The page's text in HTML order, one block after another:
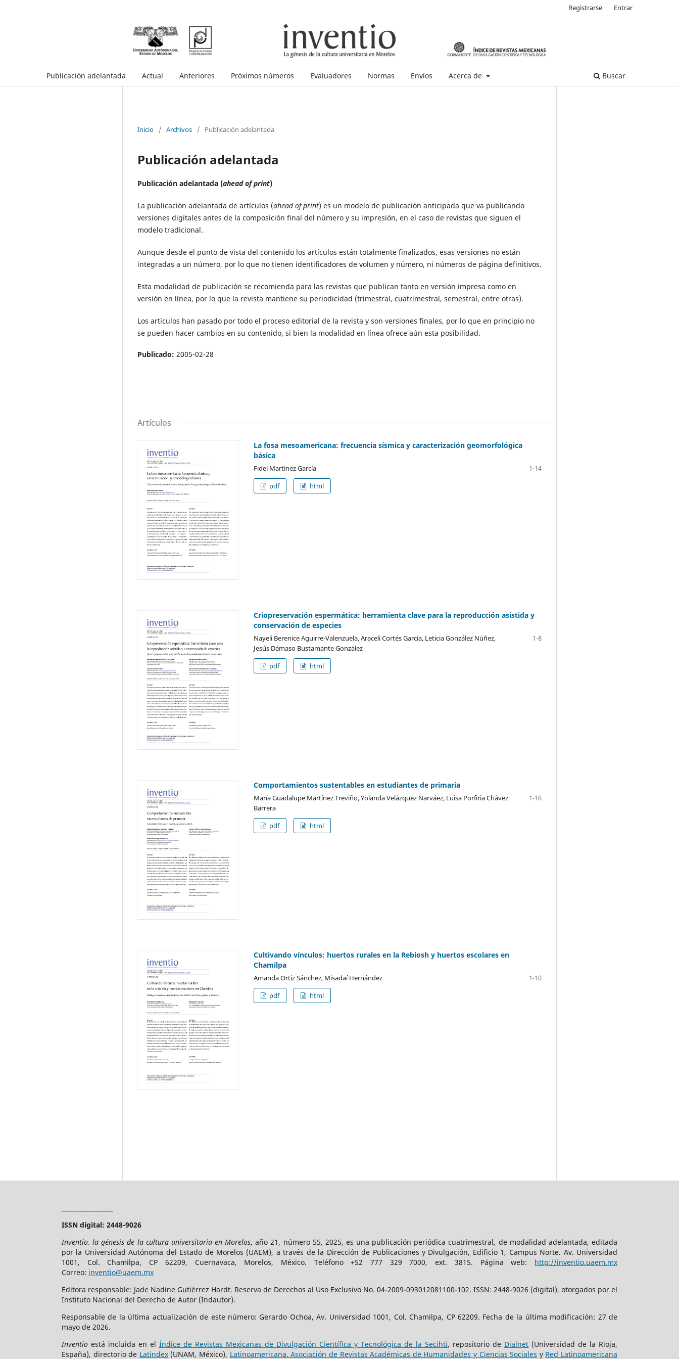
Publicación adelantada Actual Anteriores Próximos números Evaluadores Normas Envíos Acerca de Buscar
Registrarse Entrar
Inicio / Archivos / Publicación adelantada
Publicación adelantada
Publicación adelantada (ahead of print)
La publicación adelantada de artículos (ahead of print) es un modelo de publicación anticipada que va publicando
versiones digitales antes de la composición final del número y su impresión, en el caso de revistas que siguen el
modelo tradicional.
Aunque desde el punto de vista del contenido los artículos están totalmente finalizados, esas versiones no están
integradas a un número, por lo que no tienen identificadores de volumen y número, ni números de página definitivos.
Esta modalidad de publicación se recomienda para las revistas que publican tanto en versión impresa como en
versión en línea, por lo que la revista mantiene su periodicidad (trimestral, cuatrimestral, semestral, entre otras).
Los artículos han pasado por todo el proceso editorial de la revista y son versiones finales, por lo que en principio no
se pueden hacer cambios en su contenido, si bien la modalidad en línea ofrece aún esta posibilidad.
Publicado: 2005-02-28
Artículos
La fosa mesoamericana: frecuencia sísmica y caracterización geomorfológica
básica
Fidel Martínez García
1-14
pdf
html
Criopreservación espermática: herramienta clave para la reproducción asistida y
conservación de especies
Nayeli Berenice Aguirre-Valenzuela, Araceli Cortés García, Leticia González Núñez,
Jesús Dámaso Bustamante González
1-8
pdf html
Comportamientos sustentables en estudiantes de primaria
María Guadalupe Martínez Treviño, Yolanda Velázquez Narváez, Luisa Porfiria Chávez
Barrera
1-16
pdf html
Cultivando vínculos: huertos rurales en la Rebiosh y huertos escolares en
Chamilpa
Amanda Ortiz Sánchez, Misadaí Hernández
1-10
pdf
html
ISSN digital: 2448-9026
Inventio, la génesis de la cultura universitaria en Morelos, año 21, número 55, 2025, es una publicación periódica cuatrimestral, de modalidad adelantada, editada
por la Universidad Autónoma del Estado de Morelos (UAEM), a través de la Dirección de Publicaciones y Divulgación, Edificio 1, Campus Norte. Av. Universidad
1001, Col. Chamilpa, CP 62209, Cuernavaca, Morelos, México. Teléfono +52 777 329 7000, ext. 3815. Página web: http://inventio.uaem.mx
Correo: inventio@uaem.mx
Editora responsable: Jade Nadine Gutiérrez Hardt. Reserva de Derechos al Uso Exclusivo No. 04-2009-093012081100-102. ISSN: 2448-9026 (digital), otorgados por el
Instituto Nacional del Derecho de Autor (Indautor).
Responsable de la última actualización de este número: Gerardo Ochoa, Av. Universidad 1001, Col. Chamilpa, CP 62209. Fecha de la última modificación: 27 de
mayo de 2026.
Inventio está incluida en el Índice de Revistas Mexicanas de Divulgación Científica y Tecnológica de la Secihti, repositorio de Dialnet (Universidad de la Rioja,
España), directorio de Latindex(UNAM, México), Latinoamericana. Asociación de Revistas Académicas de Humanidades y Ciencias Sociales y Red Latinoamericana